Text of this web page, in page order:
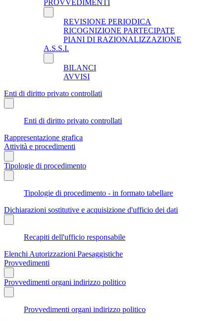
PROVVEDIMENTI
REVISIONE PERIODICA
RICOGNIZIONE PARTECIPATE
PIANI DI RAZIONALIZZAZIONE
A.S.S.I.
BILANCI
AVVISI
Enti di diritto privato controllati
Enti di diritto privato controllati
Rappresentazione grafica
Attività e procedimenti
Tipologie di procedimento
Tipologie di procedimento - in formato tabellare
Dichiarazioni sostitutive e acquisizione d'ufficio dei dati
Recapiti dell'ufficio responsabile
Elenchi Autorizzazioni Paesaggistiche
Provvedimenti
Provvedimenti organi indirizzo politico
Provvedimenti organi indirizzo politico